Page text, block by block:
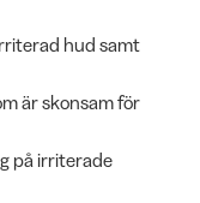
hud samt
är skonsam för
på irriterade